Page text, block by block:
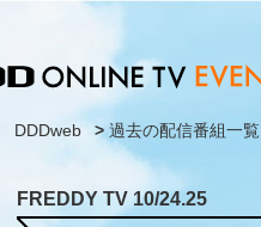
DDDweb > 過去の配信番組一覧
FREDDY TV 10/24.25